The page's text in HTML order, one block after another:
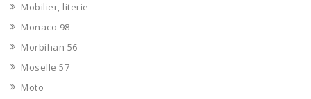
Mobilier, literie
Monaco 98
Morbihan 56
Moselle 57
Moto